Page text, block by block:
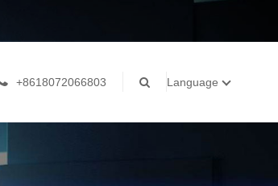
+8618072066803 Language